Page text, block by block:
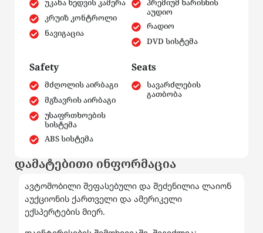
უკანა ხედვის კამერა
კრუიზ კონტროლი
ნავიგაცია
პრემიუმ ხარისხის
აუდიო
რადიო
DVD სისტემა
Safety
მძღოლის აირბაგი
მგზავრის აირბაგი
უსაფრთხოების
სისტემა
ABS სისტემა
Seats
სავარძლების
გათბობა
დამატებითი ინფორმაცია
ავტომობილი შეფასებული და შეძენილია ლაიონ
აუქციონის ქართველი და ამერიკელი
ექსპერტების მიერ.